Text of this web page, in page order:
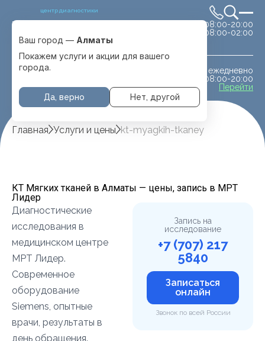
центр диагностики
Выбрать город
с. Отеген батыра
сб-вс 08:00-20:00
08:00-02:00
ежедневно
08:00-20:00
Перейти
Ваш город — Алматы
Покажем услуги и акции для вашего
города.
Да, верно Нет, другой
Главная Услуги и цены kt-myagkih-tkaney
КТ Мягких тканей в Алматы — цены, запись в МРТ
Лидер
Диагностические
исследования в
медицинском центре
МРТ Лидер.
Современное
оборудование
Siemens, опытные
врачи, результаты в
день обращения.
Запись на
исследование
+7 (707) 217
5840
Записаться
онлайн
Звонок по всей России